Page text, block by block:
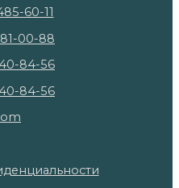
60-11
00-88
84-56
84-56